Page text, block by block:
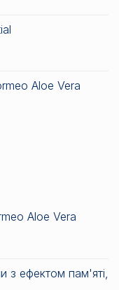
грн Aloe Vera
Aloe Vera
з ефектом пам'яті,